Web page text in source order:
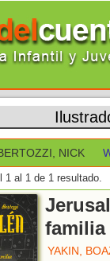
NICK
1 al 1 de 1 resultado.
familia
YAKIN,